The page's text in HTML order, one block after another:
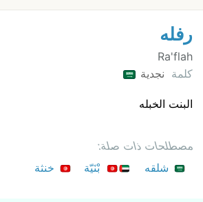
رفله
Ra'flah
كلمة نجدية
البنت الخبله
مصطلحات ذات صلة:
شلقه
بْنَيّة خنثة